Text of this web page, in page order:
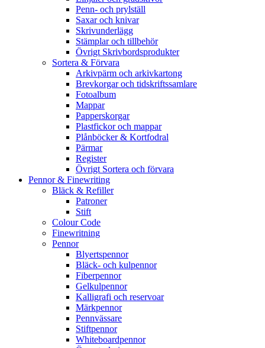
Penn- och prylställ
Saxar och knivar
Skrivunderlägg
Stämplar och tillbehör
Övrigt Skrivbordsprodukter
Sortera & Förvara
Arkivpärm och arkivkartong
Brevkorgar och tidskriftssamlare
Fotoalbum
Mappar
Papperskorgar
Plastfickor och mappar
Plånböcker & Kortfodral
Pärmar
Register
Övrigt Sortera och förvara
Pennor & Finewriting
Bläck & Refiller
Patroner
Stift
Colour Code
Finewritning
Pennor
Blyertspennor
Bläck- och kulpennor
Fiberpennor
Gelkulpennor
Kalligrafi och reservoar
Märkpennor
Pennvässare
Stiftpennor
Whiteboardpennor